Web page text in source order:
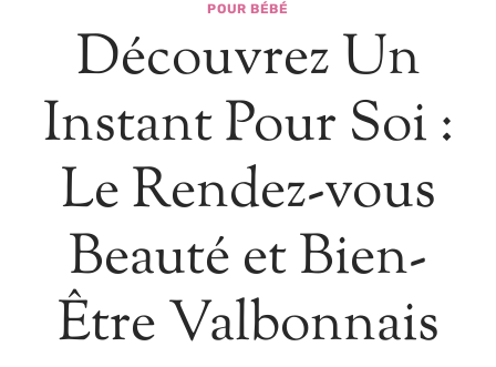
POUR BÉBÉ
Découvrez Un
Instant Pour Soi :
Le Rendez-vous
Beauté et Bien-
Être Valbonnais